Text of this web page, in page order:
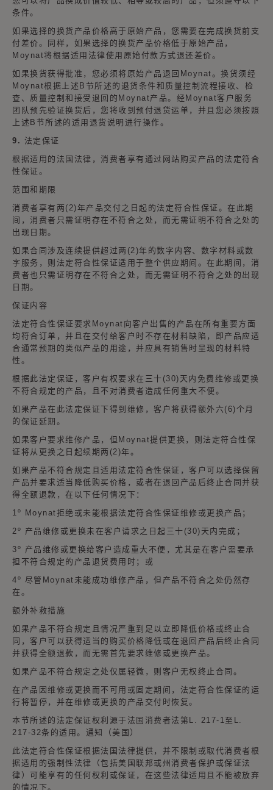
条件。
如果选择的换货产品价格高于原始产品，您需要在完成换货前支
付差价。同样，如果选择的换货产品价格低于原始产品，
Moynat将根据适用法律使用原始付款方式退还差价。
如果换货获得批准，您必须将原始产品退回Moynat。换货须经
Moynat根据上述B节所述的退货条件和质量控制流程接收、检
查、质量控制和接受退回的Moynat产品。经Moynat客户服务
团队预先验证换货后，您将收到预付退货运单，并且您必须按照
上述B节所述的适用退货说明进行操作。
9. 法定保证
根据适用的法国法律，消费者享有通过网站购买产品的法定符合
性保证。
范围和期限
消费者享有两(2)年产品交付之日起的法定符合性保证。在此期
间，消费者只需证明存在不符合之处，而无需证明不符合之处的
出现日期。
如果合同涉及连续提供超过两(2)年的数字内容、数字材料或数
字服务，则法定符合性保证适用于整个供应期间。在此期间，消
费者也只需证明存在不符合之处，而无需证明不符合之处的出现
日期。
保证内容
法定符合性保证要求Moynat向客户出售的产品在所有重要方面
均符合订单，并且在交付给客户时不存在材料缺陷，即产品应适
合通常预期的类似产品的用途，并应具有销售时呈现的材料特
性。
根据此法定保证，客户有权要求在三十(30)天内免费维修或更换
不符合规定的产品，且不对消费者造成任何重大不便。
如果产品在此法定保证下得到维修，客户将获得额外六(6)个月
的保证延期。
如果客户要求维修产品，但Moynat提供更换，则法定符合性保
证将从更换之日起续期两(2)年。
如果产品不符合规定且适用法定符合性保证，客户可以选择保留
产品并要求适当降低购买价格，或者在退回产品后终止合同并获
得全额退款，在以下任何情况下：
1º Moynat拒绝或未能根据法定符合性保证维修或更换产品；
2º 产品维修或更换未在客户请求之日起三十(30)天内完成；
3º 产品维修或更换给客户造成重大不便，尤其是在客户需要承
担不符合规定的产品退货费用时；或
4º 尽管Moynat未能成功维修产品，但产品不符合之处仍然存
在。
额外补救措施
如果产品不符合规定且情况严重到足以立即降低价格或终止合
同，客户可以获得适当的购买价格降低或在退回产品后终止合同
并获得全额退款，而无需首先要求维修或更换产品。
如果产品不符合规定之处仅属轻微，则客户无权终止合同。
在产品因维修或更换而不可用或固定期间，法定符合性保证的运
行将暂停，并在维修或更换的产品交付时恢复。
本节所述的法定保证权利源于法国消费者法第L. 217-1至L.
217-32条的适用。通知（美国）
此法定符合性保证根据法国法律提供，并不限制或取代消费者根
据适用的强制性法律（包括美国联邦或州消费者保护或保证法
律）可能享有的任何权利或保证，在这些法律适用且不能被放弃
的情况下。